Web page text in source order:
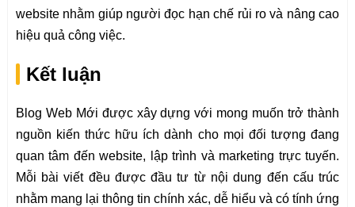
website nhằm giúp người đọc hạn chế rủi ro và nâng cao
hiệu quả công việc.
Kết luận
Blog Web Mới được xây dựng với mong muốn trở thành
nguồn kiến thức hữu ích dành cho mọi đối tượng đang
quan tâm đến website, lập trình và marketing trực tuyến.
Mỗi bài viết đều được đầu tư từ nội dung đến cấu trúc
nhằm mang lại thông tin chính xác, dễ hiểu và có tính ứng